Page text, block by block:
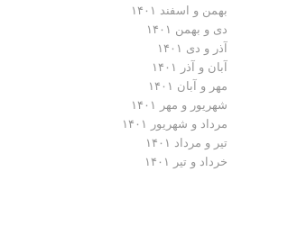
بهمن و اسفند ۱۴۰۱
دی و بهمن ۱۴۰۱
آذر و دی ۱۴۰۱
آبان و آذر ۱۴۰۱
مهر و آبان ۱۴۰۱
شهریور و مهر ۱۴۰۱
مرداد و شهریور ۱۴۰۱
تیر و مرداد ۱۴۰۱
خرداد و تیر ۱۴۰۱